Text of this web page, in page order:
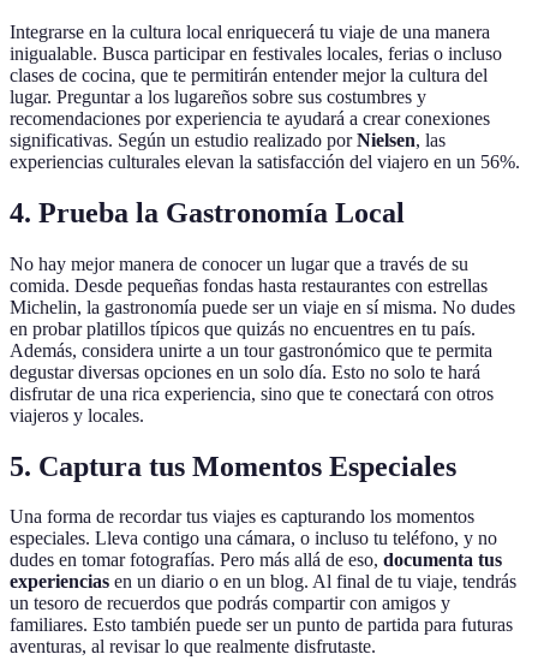
Integrarse en la cultura local enriquecerá tu viaje de una manera
inigualable. Busca participar en festivales locales, ferias o incluso
clases de cocina, que te permitirán entender mejor la cultura del
lugar. Preguntar a los lugareños sobre sus costumbres y
recomendaciones por experiencia te ayudará a crear conexiones
significativas. Según un estudio realizado porNielsen, las
experiencias culturales elevan la satisfacción del viajero en un 56%.
4. Prueba la Gastronomía Local
No hay mejor manera de conocer un lugar que a través de su
comida. Desde pequeñas fondas hasta restaurantes con estrellas
Michelin, la gastronomía puede ser un viaje en sí misma. No dudes
en probar platillos típicos que quizás no encuentres en tu país.
Además, considera unirte a un tour gastronómico que te permita
degustar diversas opciones en un solo día. Esto no solo te hará
disfrutar de una rica experiencia, sino que te conectará con otros
viajeros y locales.
5. Captura tus Momentos Especiales
Una forma de recordar tus viajes es capturando los momentos
especiales. Lleva contigo una cámara, o incluso tu teléfono, y no
dudes en tomar fotografías. Pero más allá de eso, documenta tus
experiencias en un diario o en un blog. Al final de tu viaje, tendrás
un tesoro de recuerdos que podrás compartir con amigos y
familiares. Esto también puede ser un punto de partida para futuras
aventuras, al revisar lo que realmente disfrutaste.